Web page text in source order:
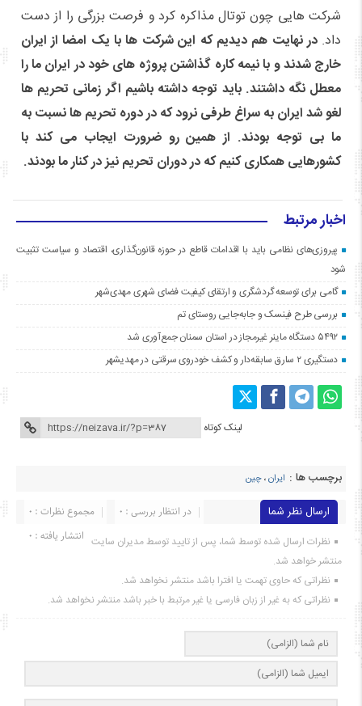
شرکت هایی چون توتال مذاکره کرد و فرصت بزرگی را از دست
داد.در نهایت هم دیدیم که این شرکت ها با یک امضا از ایران
خارج شدند و با نیمه کاره گذاشتن پروژه های خود در ایران ما را
معطل نگه داشتند. باید توجه داشته باشیم اگر زمانی تحریم ها
لغو شد ایران به سراغ طرفی نرود که در دوره تحریم ها نسبت به
ما بی توجه بودند. از همین رو ضرورت ایجاب می کند با
کشورهایی همکاری کنیم که در دوران تحریم نیز در کنار ما بودند.
اخبار مرتبط
پیروزی‌های نظامی باید با اقدامات قاطع در حوزه قانون‌گذاری، اقتصاد و سیاست تثبیت
شود
گامی برای توسعه گردشگری و ارتقای کیفیت فضای شهری مهدی‌شهر
بررسی طرح فینسک و جابه‌جایی روستای تم
۵۴۹۲ دستگاه ماینر غیرمجاز در استان سمنان جمع‌آوری شد
دستگیری ۲ سارق سابقه‌دار و کشف خودروی سرقتی در مهدیشهر
لینک کوتاه
برچسب ها : ایران،چین
ارسال نظر شما مجموع نظرات : 0
در انتظار بررسی : 0
انتشار یافته : ۰ نظرات ارسال شده توسط شما، پس از تایید توسط مدیران سایت
منتشر خواهد شد.
نظراتی که حاوی تهمت یا افترا باشد منتشر نخواهد شد.
نظراتی که به غیر از زبان فارسی یا غیر مرتبط با خبر باشد منتشر نخواهد شد.